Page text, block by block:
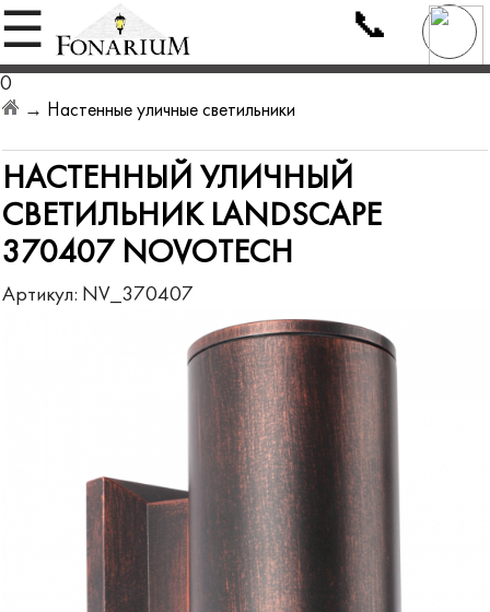
☰ 📞
0
→ Настенные уличные светильники
НАСТЕННЫЙ УЛИЧНЫЙ
СВЕТИЛЬНИК LANDSCAPE
370407 NOVOTECH
Артикул: NV_370407